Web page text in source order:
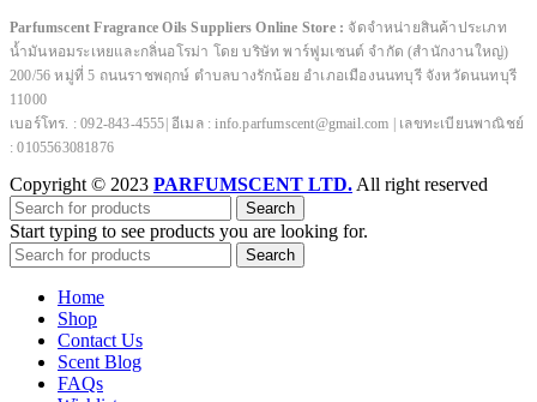
Parfumscent Fragrance Oils Suppliers Online Store : จัดจำหน่ายสินค้าประเภท
น้ำมันหอมระเหยและกลิ่นอโรม่า โดย บริษัท พาร์ฟูมเซนต์ จำกัด (สำนักงานใหญ่)
200/56 หมู่ที่ 5 ถนนราชพฤกษ์ ตำบลบางรักน้อย อำเภอเมืองนนทบุรี จังหวัดนนทบุรี
11000
เบอร์โทร. : 092-843-4555| อีเมล : info.parfumscent@gmail.com | เลขทะเบียนพาณิชย์
: 0105563081876
Copyright © 2023 PARFUMSCENT LTD. All right reserved
Search
Start typing to see products you are looking for.
Search
Home
Shop
Contact Us
Scent Blog
FAQs